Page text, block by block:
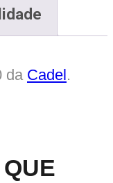
da Cadel .